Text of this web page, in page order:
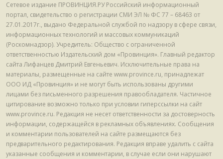
Сетевое издание ПРОВИНЦИЯ.РУ Российский информационный
портал, свидетельство о регистрации СМИ ЭЛ № ФС 77 – 68463 от
27.01.2017г., выдано Федеральной службой по надзору в сфере связи,
информационных технологий и массовых коммуникаций
(Роскомнадзор). Учредитель: Общество с ограниченной
ответственностью Издательский дом «Провинция». Главный редактор
сайта Лифанцев Дмитрий Евгеньевич. Исключительные права на
материалы, размещенные на сайте www.province.ru, принадлежат
ООО ИД «Провинция» и не могут быть использованы другими
лицами без письменного разрешения правообладателя. Частичное
цитирование возможно только при условии гиперссылки на сайт
www.province.ru. Редакция не несет ответственности за достоверность
информации, содержащейся в рекламных объявлениях. Сообщения
и комментарии пользователей на сайте размещаются без
предварительного редактирования. Редакция вправе удалить с сайта
указанные сообщения и комментарии, в случае если они нарушают